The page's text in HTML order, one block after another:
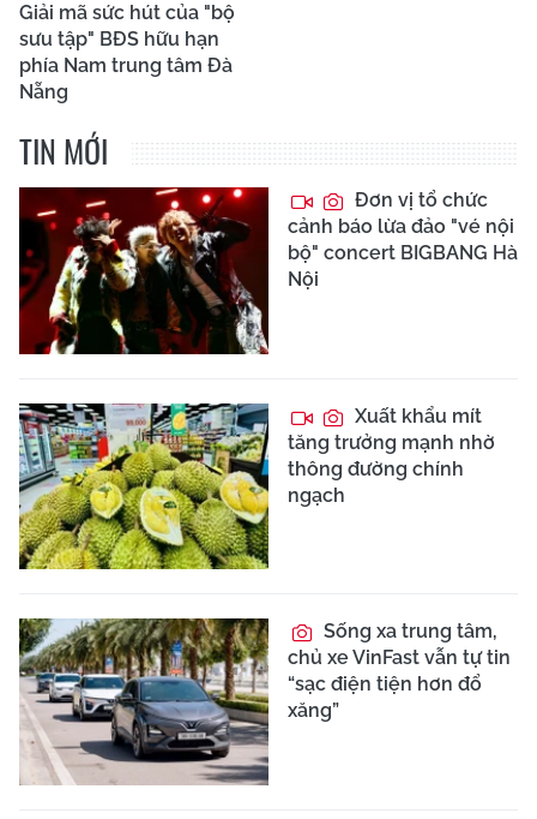
Giải mã sức hút của "bộ
sưu tập" BĐS hữu hạn
phía Nam trung tâm Đà
Nẵng
TIN MỚI
Đơn vị tổ chức
cảnh báo lừa đảo "vé nội
bộ" concert BIGBANG Hà
Nội
Xuất khẩu mít
tăng trưởng mạnh nhờ
thông đường chính
ngạch
Sống xa trung tâm,
chủ xe VinFast vẫn tự tin
“sạc điện tiện hơn đổ
xăng”